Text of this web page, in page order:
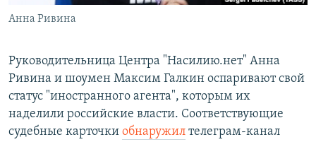
Все сайты РСЕ/РС
Анна Ривина
Руководительница Центра "Насилию.нет" Анна
Ривина и шоумен Максим Галкин оспаривают свой
статус "иностранного агента", которым их
наделили российские власти. Соответствующие
судебные карточки обнаружил телеграм-канал